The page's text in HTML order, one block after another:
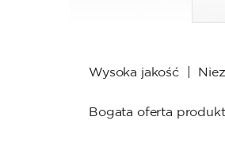
Wysoka jakość |
Bogata oferta